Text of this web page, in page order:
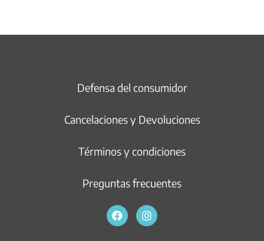
Defensa del consumidor
Cancelaciones y Devoluciones
Términos y condiciones
Preguntas frecuentes